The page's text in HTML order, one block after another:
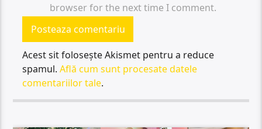
browser for the next time I comment.
Acest sit folosește Akismet pentru a reduce
spamul.Află cum sunt procesate datele
comentariilor tale.